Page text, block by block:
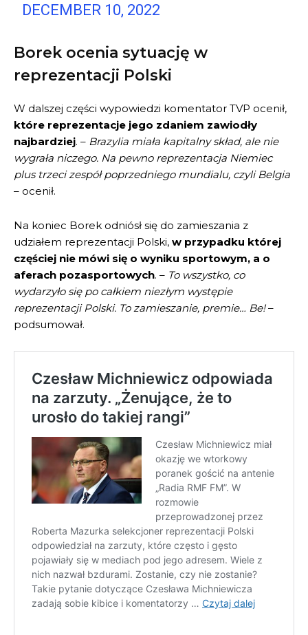
DECEMBER 10, 2022
Borek ocenia sytuację w
reprezentacji Polski
W dalszej części wypowiedzi komentator TVP ocenił,
które reprezentacje jego zdaniem zawiodły
najbardziej. – Brazylia miała kapitalny skład, ale nie
wygrała niczego. Na pewno reprezentacja Niemiec
plus trzeci zespół poprzedniego mundialu, czyli Belgia
– ocenił.
Na koniec Borek odniósł się do zamieszania z
udziałem reprezentacji Polski, w przypadku której
częściej nie mówi się o wyniku sportowym, a o
aferach pozasportowych. – To wszystko, co
wydarzyło się po całkiem niezłym występie
reprezentacji Polski. To zamieszanie, premie… Be!–
podsumował.